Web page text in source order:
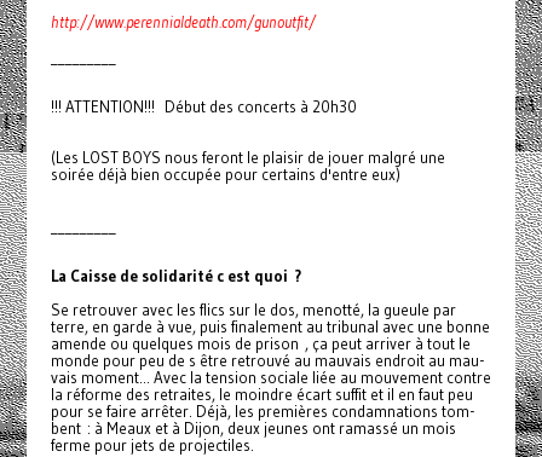
http://www.perennialdeath.com/gunoutfit/
!!! ATTENTION!!! Début des concerts à 20h30
(Les LOST BOYS nous feront le plaisir de jouer malgré une
soirée déjà bien occupée pour certains d'entre eux)
La Caisse de soli­da­rité c est quoi ?
Se retrou­­ver avec les flics sur le dos, menotté, la gueule par
terre, en garde à vue, puis fina­le­ment au tri­­bu­­nal avec une bonne
amende ou quel­­ques mois de prison , ça peut arri­ver à tout le
monde pour peu de s être retrouvé au mau­vais endroit au mau­
vais moment... Avec la ten­sion sociale liée au mou­ve­ment contre
la réforme des retrai­tes, le moin­­dre écart suffit et il en faut peu
pour se faire arrê­ter. Déjà, les pre­miè­res condam­na­tions tom­
bent : à Meaux et à Dijon, deux jeunes ont ramassé un mois
ferme pour jets de pro­jec­ti­les.